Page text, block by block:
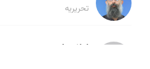
تحریریه
لیلا حنارود